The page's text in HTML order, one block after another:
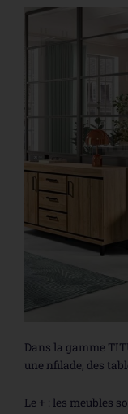
Dans la gamme
une nfilade, des
Le + : les meubles